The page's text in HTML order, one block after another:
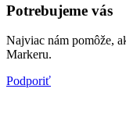
Potrebujeme vás
Najviac nám pomôže,
Markeru.
Podporiť